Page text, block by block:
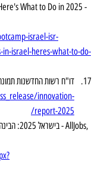
What to Do in 2025 -
israel-isr-
israel-heres-what-to-do-
innovation-
report-2025/